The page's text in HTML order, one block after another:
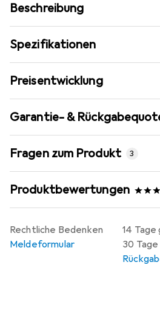
Beschreibung
Spezifikationen
Preisentwicklung
Garantie- &
Fragen zum Produkt 3
Produktbewertungen
14
30
Rechtliche Bedenken
Meldeformular